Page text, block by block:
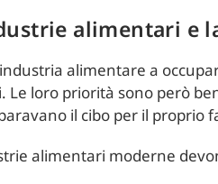
alimentari e
alimentare a
Le loro priorità sono però
il cibo per il proprio
alimentari moderne